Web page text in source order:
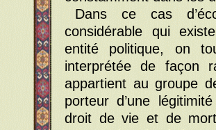
Dans ce cas
considérable qui
entité politique, on
interprétée de façon
appartient au groupe
porteur d’une
droit de vie et de